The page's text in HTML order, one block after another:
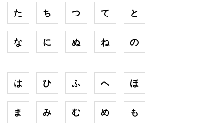
た ち つ て と
な に ぬ ね の
は ひ ふ へ ほ
ま み む め も